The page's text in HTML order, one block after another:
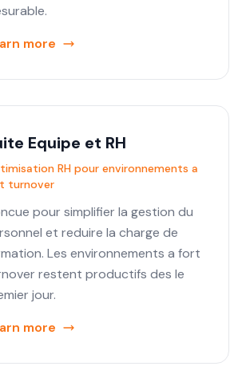
more
Equipe et RH
RH pour environnements a
turnover
pour simplifier la gestion du
et reduire la charge de
Les environnements a fort
restent productifs des le
jour.
more